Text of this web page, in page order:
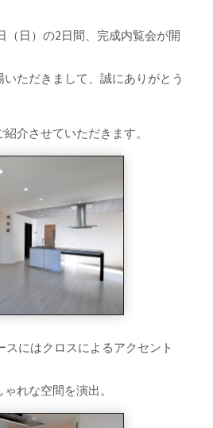
（日）の2日間、完成内覧会が開
ただきまして、誠にありがとう
介させていただきます。
スにはクロスによるアクセント
れな空間を演出。